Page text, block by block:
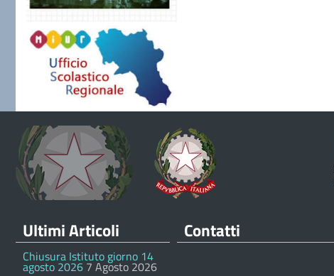
Ultimi Articoli
Chiusura Istituto giorno 14
agosto 2026 7 Agosto 2026
Contatti